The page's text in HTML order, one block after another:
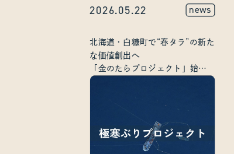
2026.05.22 news
北海道・白糠町で“春タラ”の新た
な価値創出へ
「金のたらプロジェクト」始動
～町内連携の強化により高鮮度